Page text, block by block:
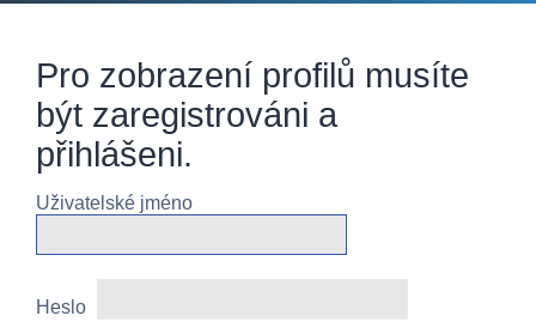
Pro zobrazení profilů musíte
být zaregistrováni a
přihlášeni.
Uživatelské jméno
Heslo